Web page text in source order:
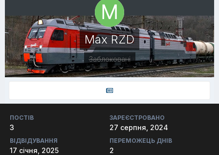
Max RZD
Заблоковані
ПОСТІВ
3
ЗАРЕЄСТРОВАНО
27 серпня, 2024
ВІДВІДУВАННЯ
17 січня, 2025
ПЕРЕМОЖЕЦЬ ДНІВ
2